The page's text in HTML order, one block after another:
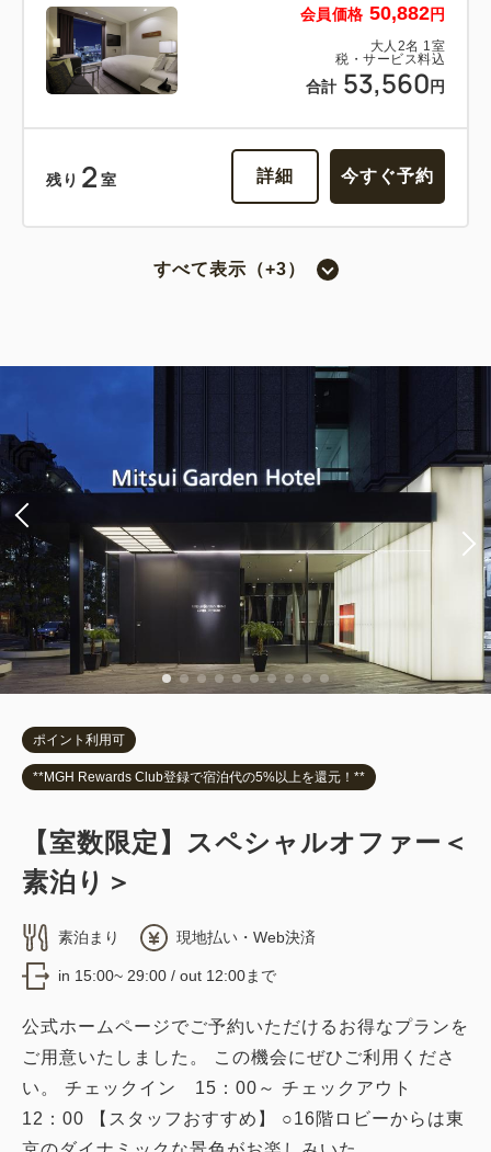
会員価格 50,882円
大人 2名 1室
税・サービス料込
合計 53,560 円
残り 2 室 詳細 今すぐ予約
税・サービス料込
会員価格 56,600円
大人2名1室
税・サービス料込
合計 59,580
エキストラベッド×1
残り 2室 詳細 今すぐ予約
会員価格
合計 63,180 円
デラックスキング（喫煙）
喫煙 31.00m 1~2名
キングサイズ×1
残り1 室 詳細 今すぐ予約
すべて表示（+3）
ポイント利用可
**MGH Rewards Club登録で宿泊代の5%以上を還元！**
【室数限定】スペシャルオファー＜
素泊り＞
素泊まり 現地払い・Web決済
in 15:00~ 29:00 / out 12:00まで
公式ホームページでご予約いただけるお得なプランを
ご用意いたしました。 この機会にぜひご利用くださ
い。 チェックイン 15：00～ チェックアウト
12：00 【スタッフおすすめ】 ○16階ロビーからは東